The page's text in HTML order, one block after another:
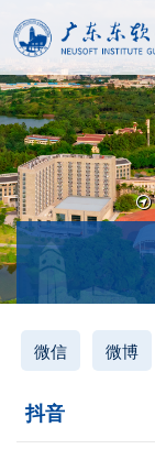
微信 微博
抖音